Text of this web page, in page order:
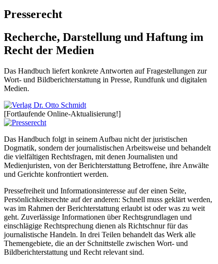
Presserecht
Recherche, Darstellung und Haftung im
Recht der Medien
Das Handbuch liefert konkrete Antworten auf Fragestellungen zur
Wort- und Bildberichterstattung in Presse, Rundfunk und digitalen
Medien.
[Fortlaufende Online-Aktualisierung!]
Das Handbuch folgt in seinem Aufbau nicht der juristischen
Dogmatik, sondern der journalistischen Arbeitsweise und behandelt
die vielfältigen Rechtsfragen, mit denen Journalisten und
Medienjuristen, von der Berichterstattung Betroffene, ihre Anwälte
und Gerichte konfrontiert werden.
Pressefreiheit und Informationsinteresse auf der einen Seite,
Persönlichkeitsrechte auf der anderen: Schnell muss geklärt werden,
was im Rahmen der Berichterstattung erlaubt ist oder was zu weit
geht. Zuverlässige Informationen über Rechtsgrundlagen und
einschlägige Rechtsprechung dienen als Richtschnur für das
journalistische Handeln. In drei Teilen behandelt das Werk alle
Themengebiete, die an der Schnittstelle zwischen Wort- und
Bildberichterstattung und Recht relevant sind.